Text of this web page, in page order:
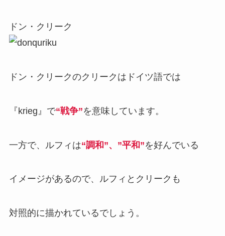
ドン・クリーク
ドン・クリークのクリークはドイツ語では
『krieg』で“戦争”を意味しています。
一方で、ルフィは“調和”、”平和”を好んでいる
イメージがあるので、ルフィとクリークも
対照的に描かれているでしょう。